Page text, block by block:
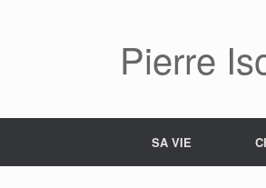
Pierre
SA VIE